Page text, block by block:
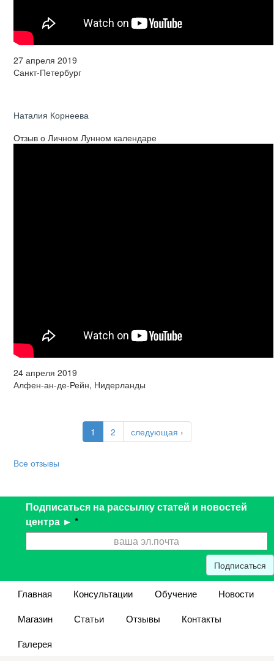
27 апреля 2019
Санкт-Петербург
Наталия Корнеева
Отзыв о Личном Лунном календаре
24 апреля 2019
Алфен-ан-де-Рейн, Нидерланды
1 2 следующая ›
Все отзывы
Подписаться на рассылку статей и новостей
центра ► *
Подписаться
Главная Консультации Обучение
Новости
Магазин
Статьи Отзывы
Контакты
Галерея